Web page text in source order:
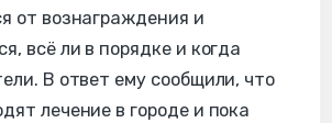
от вознаграждения и
всё ли в порядке и когда
В ответ ему сообщили, что
лечение в городе и пока